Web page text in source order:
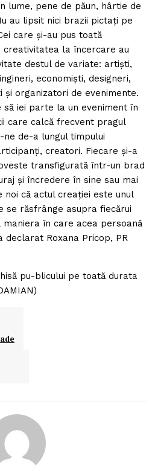
lume, pene de păun, hârtie de
au lipsit nici brazii pictaţi pe
care şi-au pus toată
creativitatea la încercare au
destul de variate: artişti,
economişti, designeri,
organizatori de evenimente.
să iei parte la un eveniment în
care calcă frecvent pragul
de-a lungul timpului
creatori. Fiecare şi-a
transfigurată într-un brad
şi încredere în sine sau mai
noi că actul creaţiei este unul
se răsfrânge asupra fiecărui
în care acea persoană
declarat Roxana Pricop, PR
pu-blicului pe toată durata